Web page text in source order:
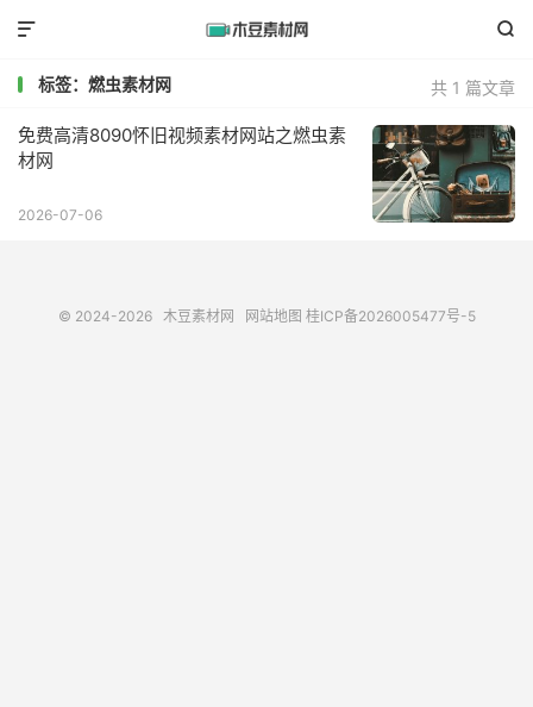


共 1 篇文章
标签：燃虫素材网
免费高清8090怀旧视频素材网站之燃虫素
材网
2026-07-06
© 2024-2026 木豆素材网 网站地图 桂ICP备2026005477号-5